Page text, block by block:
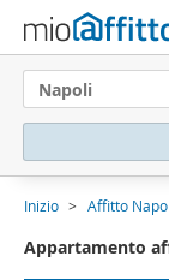
Napoli
Inizio Affitto
Appartamento